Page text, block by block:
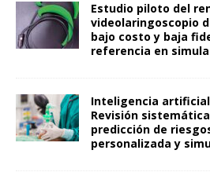
Estudio piloto del
videolaringoscopio
bajo costo y baja
referencia en
Inteligencia
Revisión
predicción de
personalizada y